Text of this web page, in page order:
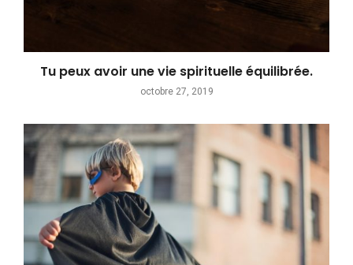
Tu peux avoir une vie spirituelle équilibrée.
octobre 27, 2019